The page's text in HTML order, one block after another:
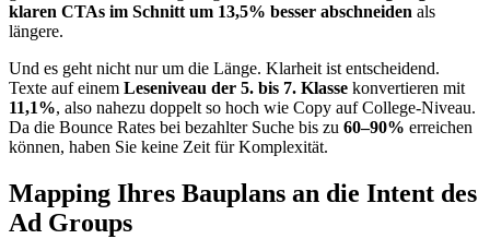
klaren CTAs im Schnitt um 13,5% besser abschneiden als
längere.
Und es geht nicht nur um die Länge. Klarheit ist entscheidend.
Texte auf einem Leseniveau der 5. bis 7. Klasse konvertieren mit
11,1%, also nahezu doppelt so hoch wie Copy auf College-Niveau.
Da die Bounce Rates bei bezahlter Suche bis zu 60–90% erreichen
können, haben Sie keine Zeit für Komplexität.
Mapping Ihres Bauplans an die Intent des
Ad Groups